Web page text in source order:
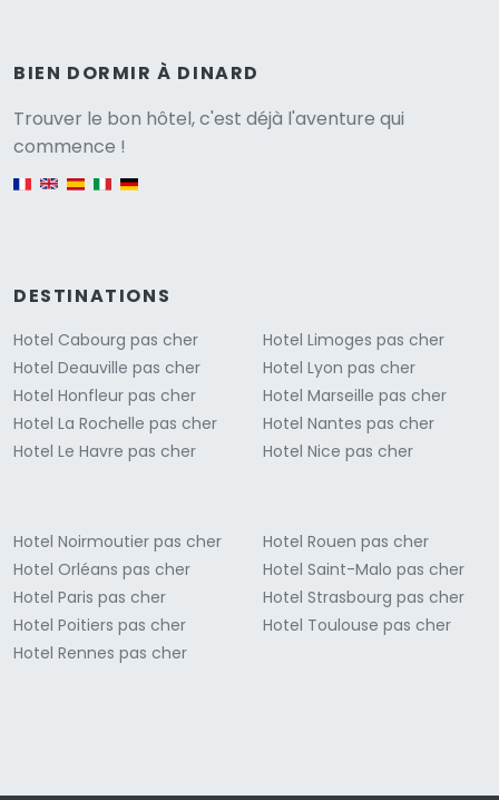
BIEN DORMIR À DINARD
Trouver le bon hôtel, c'est déjà l'aventure qui
commence !
DESTINATIONS
Hotel Cabourg pas cher
Hotel Deauville pas cher
Hotel Honfleur pas cher
Hotel La Rochelle pas cher
Hotel Le Havre pas cher
Hotel Limoges pas cher
Hotel Lyon pas cher
Hotel Marseille pas cher
Hotel Nantes pas cher
Hotel Nice pas cher
Hotel Noirmoutier pas cher
Hotel Orléans pas cher
Hotel Paris pas cher
Hotel Poitiers pas cher
Hotel Rennes pas cher
Hotel Rouen pas cher
Hotel Saint-Malo pas cher
Hotel Strasbourg pas cher
Hotel Toulouse pas cher